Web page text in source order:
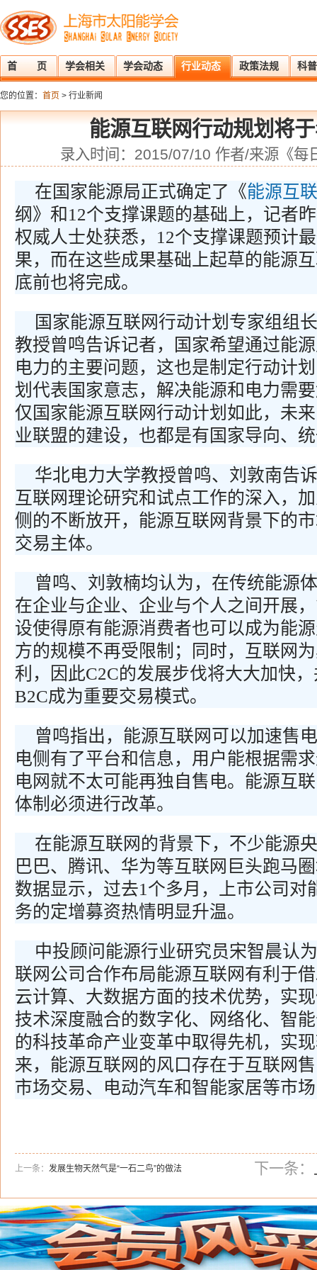
首 页 学会相关 学会动态 行业动态 政策法规 科
您的位置： 首页 > 行业新闻
能源互联网行动规划将
录入时间：2015/07/10 作者/来源《每
在国家能源局正式确定了《能源互
纲》和12个支撑课题的基础上，记者
权威人士处获悉，12个支撑课题预计
果，而在这些成果基础上起草的能源
底前也将完成。
国家能源互联网行动计划专家组组
教授曾鸣告诉记者，国家希望通过能
电力的主要问题，这也是制定行动计
划代表国家意志，解决能源和电力需
仅国家能源互联网行动计划如此，未
业联盟的建设，也都是有国家导向、
华北电力大学教授曾鸣、刘敦南告
互联网理论研究和试点工作的深入，
侧的不断放开，能源互联网背景下的
交易主体。
曾鸣、刘敦楠均认为，在传统能源
在企业与企业、企业与个人之间开展
设使得原有能源消费者也可以成为能
方的规模不再受限制；同时，互联网
利，因此C2C的发展步伐将大大加快
B2C成为重要交易模式。
曾鸣指出，能源互联网可以加速售
电侧有了平台和信息，用户能根据需
电网就不太可能再独自售电。能源互
体制必须进行改革。
在能源互联网的背景下，不少能源
巴巴、腾讯、华为等互联网巨头跑马
数据显示，过去1个多月，上市公司对
务的定增募资热情明显升温。
中投顾问能源行业研究员宋智晨认
联网公司合作布局能源互联网有利于
云计算、大数据方面的技术优势，实
技术深度融合的数字化、网络化、智
的科技革命产业变革中取得先机，实
来，能源互联网的风口存在于互联网
市场交易、电动汽车和智能家居等市
上一条： 发展生物天然气是“一石二鸟”的做法 下一条：